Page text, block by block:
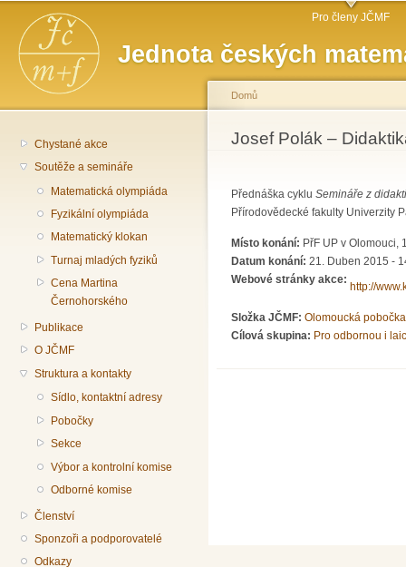
Jednota českých
Hlavní menu Pro členy JČMF
Chystané akce
Soutěže a semináře
Matematická olympiáda
Fyzikální olympiáda
Matematický klokan
Turnaj mladých fyziků
Cena Martina
Černohorského
Publikace
O JČMF
Struktura a kontakty
Sídlo, kontaktní adresy
Pobočky
Sekce
Výbor a kontrolní komise
Odborné komise
Členství
Sponzoři a podporovatelé
Odkazy
Jste zde
Domů
Josef Polák –
Přednáška cyklu Semináře z
Přírodovědecké fakulty Univerzity
Místo konání: PřF UP v Olomouci,
Datum konání: 21. Duben 2015 -
Webové stránky akce:
http://
Složka JČMF: Olomoucká pobočka
Cílová skupina: Pro odbornou i